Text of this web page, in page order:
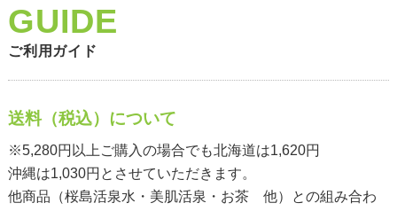
ご利用ガイド
送料（税込）について
※5,280円以上ご購入の場合でも北海道は1,620円
沖縄は1,030円とさせていただきます。
他商品（桜島活泉水・美肌活泉・お茶 他）との組み合わ